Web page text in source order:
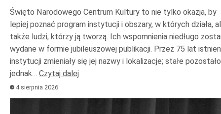
Święto Narodowego Centrum Kultury to nie tylko okazja, by
lepiej poznać program instytucji i obszary, w których działa,
także ludzi, którzy ją tworzą. Ich wspomnienia niedługo
wydane w formie jubileuszowej publikacji. Przez 75 lat
instytucji zmieniały się jej nazwy i lokalizacje; stałe pozostało
jednak… Czytaj dalej
4 sierpnia 2026